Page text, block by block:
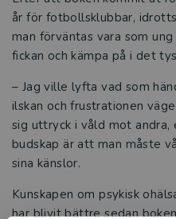
år för fotbollsklubbar,
man förväntas vara som
fickan och kämpa på i det
– Jag ville lyfta vad som
ilskan och frustrationen
sig uttryck i våld mot
budskap är att man måste
sina känslor.
Kunskapen om psykisk
har blivit bättre sedan